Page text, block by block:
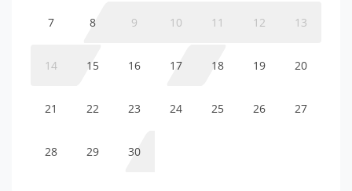
7 8 9 10 11 12 13
14 15 16 17 18 19 20
21 22 23 24 25 26 27
28 29 30